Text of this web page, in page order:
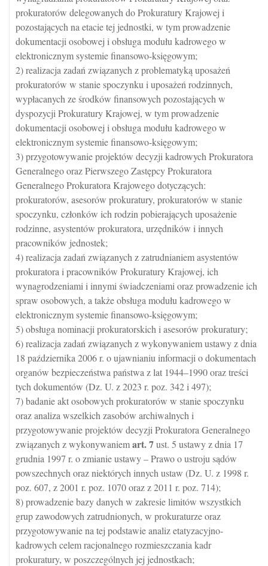
prokuratorów delegowanych do Prokuratury Krajowej i
pozostających na etacie tej jednostki, w tym prowadzenie
dokumentacji osobowej i obsługa modułu kadrowego w
elektronicznym systemie finansowo-księgowym;
2) realizacja zadań związanych z problematyką uposażeń
prokuratorów w stanie spoczynku i uposażeń rodzinnych,
wypłacanych ze środków finansowych pozostających w
dyspozycji Prokuratury Krajowej, w tym prowadzenie
dokumentacji osobowej i obsługa modułu kadrowego w
elektronicznym systemie finansowo-księgowym;
3) przygotowywanie projektów decyzji kadrowych Prokuratora
Generalnego oraz Pierwszego Zastępcy Prokuratora
Generalnego Prokuratora Krajowego dotyczących:
prokuratorów, asesorów prokuratury, prokuratorów w stanie
spoczynku, członków ich rodzin pobierających uposażenie
rodzinne, asystentów prokuratora, urzędników i innych
pracowników jednostek;
4) realizacja zadań związanych z zatrudnianiem asystentów
prokuratora i pracowników Prokuratury Krajowej, ich
wynagrodzeniami i innymi świadczeniami oraz prowadzenie ich
spraw osobowych, a także obsługa modułu kadrowego w
elektronicznym systemie finansowo-księgowym;
5) obsługa nominacji prokuratorskich i asesorów prokuratury;
6) realizacja zadań związanych z wykonywaniem ustawy z dnia
18 października 2006 r. o ujawnianiu informacji o dokumentach
organów bezpieczeństwa państwa z lat 1944–1990 oraz treści
tych dokumentów (Dz. U. z 2023 r. poz. 342 i 497);
7) badanie akt osobowych prokuratorów w stanie spoczynku
oraz analiza wszelkich zasobów archiwalnych i
przygotowywanie projektów decyzji Prokuratora Generalnego
związanych z wykonywaniemart.7ust. 5 ustawy z dnia 17
grudnia 1997 r. o zmianie ustawy – Prawo o ustroju sądów
powszechnych oraz niektórych innych ustaw (Dz. U. z 1998 r.
poz. 607, z 2001 r. poz. 1070 oraz z 2011 r. poz. 714);
8) prowadzenie bazy danych w zakresie limitów wszystkich
grup zawodowych zatrudnionych, w prokuraturze oraz
przygotowywanie na tej podstawie analiz etatyzacyjno-
kadrowych celem racjonalnego rozmieszczania kadr
prokuratury, w poszczególnych jej jednostkach;